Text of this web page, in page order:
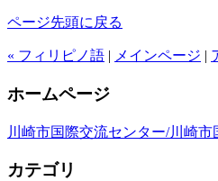
ページ先頭に戻る
« フィリピノ語 | メインページ |
ホームページ
川崎市国際交流センター/川崎
カテゴリ